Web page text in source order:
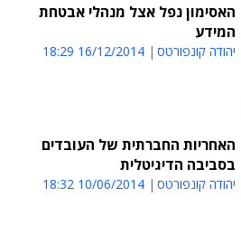
האסימון נפל אצל מנהלי אבטחת
המידע
יהודה קונפורטס 16/12/2014 18:29
האחריות החברתית של העובדים
בסביבה הדיגיטלית
יהודה קונפורטס 10/06/2014 18:32